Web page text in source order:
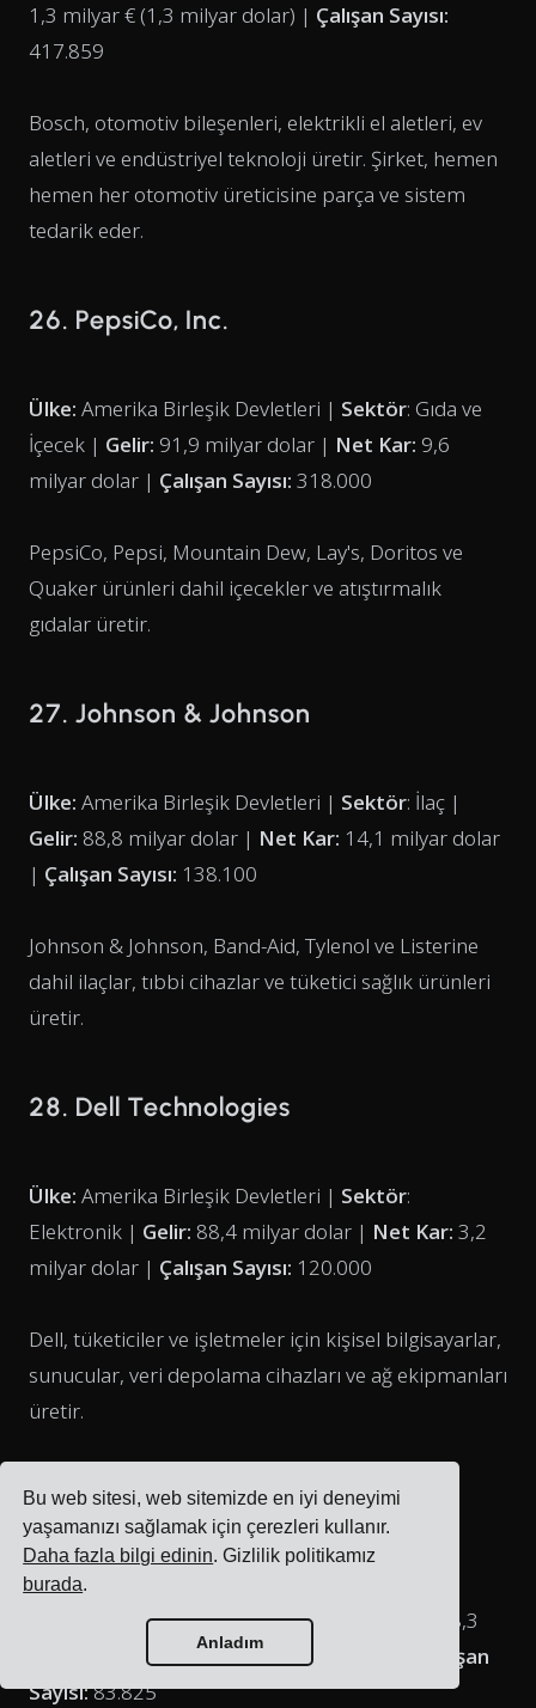
Bu web sitesi, web sitemizde en iyi deneyimi
yaşamanızı sağlamak için çerezleri kullanır.
Daha fazla bilgi edinin. Gizlilik politikamız
burada.
Anladım
1,3 milyar € (1,3 milyar dolar) | Çalışan Sayısı:
417.859
Bosch, otomotiv bileşenleri, elektrikli el aletleri, ev
aletleri ve endüstriyel teknoloji üretir. Şirket, hemen
hemen her otomotiv üreticisine parça ve sistem
tedarik eder.
26. PepsiCo, Inc.
Ülke: Amerika Birleşik Devletleri | Sektör: Gıda ve
İçecek | Gelir: 91,9 milyar dolar | Net Kar: 9,6
milyar dolar | Çalışan Sayısı: 318.000
PepsiCo, Pepsi, Mountain Dew, Lay's, Doritos ve
Quaker ürünleri dahil içecekler ve atıştırmalık
gıdalar üretir.
27. Johnson & Johnson
Ülke: Amerika Birleşik Devletleri | Sektör: İlaç |
Gelir: 88,8 milyar dolar | Net Kar: 14,1 milyar dolar
| Çalışan Sayısı: 138.100
Johnson & Johnson, Band-Aid, Tylenol ve Listerine
dahil ilaçlar, tıbbi cihazlar ve tüketici sağlık ürünleri
üretir.
28. Dell Technologies
Ülke: Amerika Birleşik Devletleri | Sektör:
Elektronik | Gelir: 88,4 milyar dolar | Net Kar: 3,2
milyar dolar | Çalışan Sayısı: 120.000
Dell, tüketiciler ve işletmeler için kişisel bilgisayarlar,
sunucular, veri depolama cihazları ve ağ ekipmanları
üretir.
29. Taiwan Semiconductor
Manufacturing Company (TSMC)
Tayvan |Sektör: Yarı İletkenler |
88,3
milyar dolar |
Net Kar:35,3 milyar dolar |
Çalışan
Sayısı:83.825